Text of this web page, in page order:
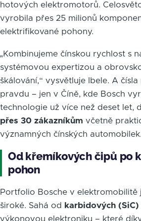
hotových elektromotorů.
vyrobila přes 25 milionů
elektrifikované pohony.
„Kombinujeme čínskou rychlost s
systémovou expertizou a
škálování,“ vysvětluje Ibele. A čísla
pravdu – jen v Číně, kde Bosch
technologie už více než deset let,
přes 30 zákazníkům včetně
významných čínských automobilek.
Od křemíkových čipů po
pohon
Portfolio Bosche v elektromobilitě
široké. Sahá od karbidových (SiC)
výkonovou elektroniku – které